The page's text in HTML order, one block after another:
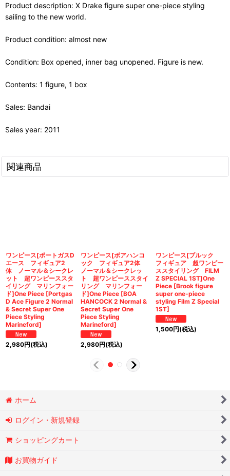
Product description: X Drake figure super one-piece styling
sailing to the new world.
Product condition: almost new
Condition: Box opened, inner bag unopened. Figure is new.
Contents: 1 figure, 1 box
Sales: Bandai
Sales year: 2011
関連商品
ワンピース[ポートガスD
エース フィギュア2
体 ノーマル＆シークレ
ット 超ワンピーススタ
イリング マリンフォー
ド]One Piece [Portgas
D Ace Figure 2 Normal
& Secret Super One
Piece Styling
Marineford]
2,980円(税込)
ワンピース[ボアハンコ
ック フィギュア2体
ノーマル＆シークレッ
ト 超ワンピーススタイ
リング マリンフォー
ド]One Piece [BOA
HANCOCK 2 Normal &
Secret Super One
Piece Styling
Marineford]
2,980円(税込)
ワンピース[ブルック
フィギュア 超ワンピー
ススタイリング FILM
Z SPECIAL 1ST]One
Piece [Brook figure
super one-piece
styling Film Z Special
1ST]
1,500円(税込)
ホーム
ログイン・新規登録
ショッピングカート
お買物ガイド